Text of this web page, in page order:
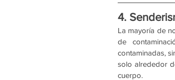
4.
La mayoría de
de
contaminadas,
solo alrededor
cuerpo.